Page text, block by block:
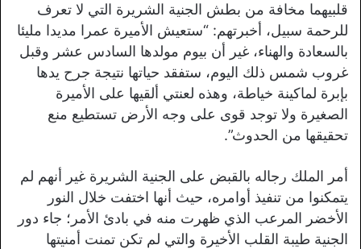
قلبيهما مخافة من بطش الجنية الشريرة التي لا تعرف
للرحمة سبيل، أخبرتهم: “ستعيش الأميرة عمرا مديدا مليئا
بالسعادة والهناء، غير أن بيوم مولدها السادس عشر وقبل
غروب شمس ذلك اليوم، ستفقد حياتها نتيجة جرح يدها
بإبرة لماكينة خياطة، وهذه لعنتي ألقيها على الأميرة
الصغيرة ولا توجد قوى على وجه الأرض تستطيع منع
تحقيقها من الحدوث”.
أمر الملك رجاله بالقبض على الجنية الشريرة غير أنهم لم
يتمكنوا من تنفيذ أوامره، حيث أنها اختفت خلال النور
الأخضر المرعب الذي ظهرت منه في بادئ الأمر؛ جاء دور
الجنية طيبة القلب الأخيرة والتي لم تكن تمنت أمنيتها